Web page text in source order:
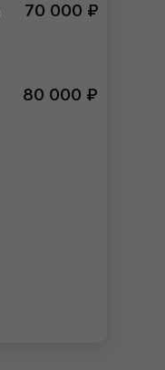
70 000 ₽
80 000 ₽